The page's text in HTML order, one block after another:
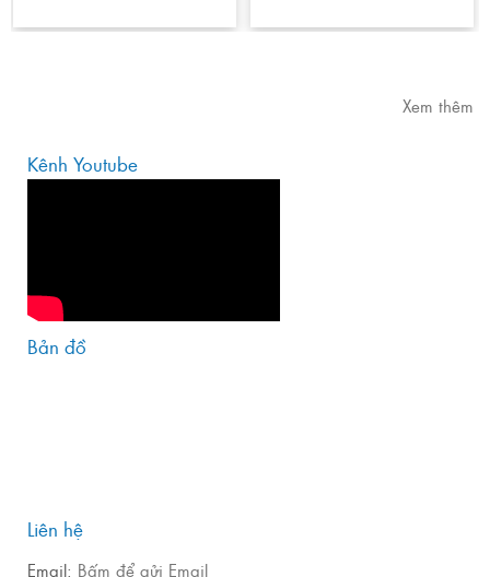
Xem thêm
Kênh Youtube
Bản đồ
Liên hệ
Email: Bấm để gửi Email